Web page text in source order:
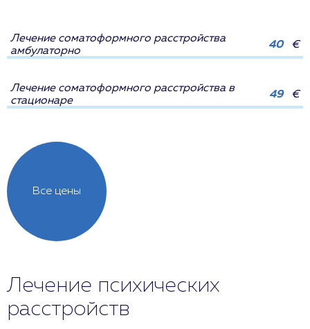
Все цены
Лечение соматоформного расстройства
амбулаторно
40 €
Лечение соматоформного расстройства в
стационаре
49 €
Лечение психических
расстройств